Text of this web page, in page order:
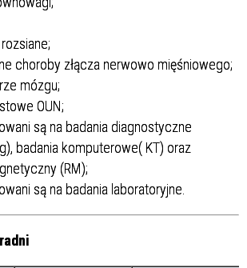
choroby złącza nerwowo mięśniowego;
mózgu;
OUN;
są na badania diagnostyczne
badania komputerowe( KT) oraz
(RM);
są na badania laboratoryjne.